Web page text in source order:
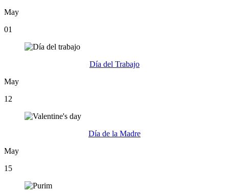
May
01
Día del Trabajo
May
12
Día de la Madre
May
15